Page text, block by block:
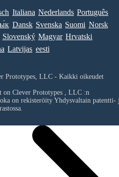
Italiana Nederlands Português
Dansk Svenska Suomi Norsk
Slovenský Magyar Hrvatski
Latvijas eesti
Prototypes, LLC - Kaikki oikeudet
on Clever Prototypes , LLC:n
on rekisteröity Yhdysvaltain patentti-